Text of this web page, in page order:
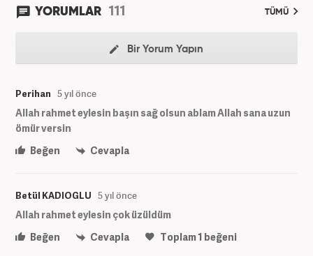
YORUMLAR 111 TÜMÜ
Bir Yorum Yapın
Perihan 5 yıl önce
Allah rahmet eylesin başın sağ olsun ablam Allah sana uzun
ömür versin
Beğen
Cevapla
Betül KADIOGLU 5 yıl önce
Allah rahmet eylesin çok üzüldüm
Beğen
Cevapla Toplam1 beğeni